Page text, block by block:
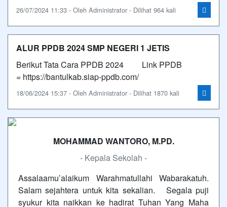
26/07/2024 11:33 - Oleh Administrator - Dilihat 964 kali
ALUR PPDB 2024 SMP NEGERI 1 JETIS
Berikut Tata Cara PPDB 2024 Link PPDB
= https://bantulkab.siap-ppdb.com/
18/06/2024 15:37 - Oleh Administrator - Dilihat 1870 kali
MOHAMMAD WANTORO, M.PD.
- Kepala Sekolah -
Assalaamu’alaikum Warahmatullahi Wabarakatuh.
Salam sejahtera untuk kita sekalian. Segala puji
syukur kita naikkan ke hadirat Tuhan Yang Maha